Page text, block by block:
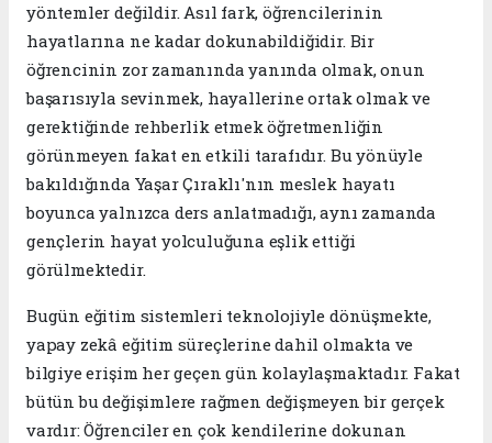
yöntemler değildir. Asıl fark, öğrencilerinin
hayatlarına ne kadar dokunabildiğidir. Bir
öğrencinin zor zamanında yanında olmak, onun
başarısıyla sevinmek, hayallerine ortak olmak ve
gerektiğinde rehberlik etmek öğretmenliğin
görünmeyen fakat en etkili tarafıdır. Bu yönüyle
bakıldığında Yaşar Çıraklı'nın meslek hayatı
boyunca yalnızca ders anlatmadığı, aynı zamanda
gençlerin hayat yolculuğuna eşlik ettiği
görülmektedir.
Bugün eğitim sistemleri teknolojiyle dönüşmekte,
yapay zekâ eğitim süreçlerine dahil olmakta ve
bilgiye erişim her geçen gün kolaylaşmaktadır. Fakat
bütün bu değişimlere rağmen değişmeyen bir gerçek
vardır: Öğrenciler en çok kendilerine dokunan